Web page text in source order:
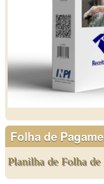
Folha de
Planilha de Folha de